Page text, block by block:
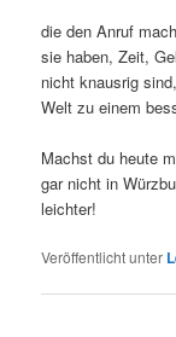
die den Anruf
sie haben, Zeit,
nicht knausrig
Welt zu einem
Machst du heute
gar nicht in
leichter!
Veröffentlicht unter